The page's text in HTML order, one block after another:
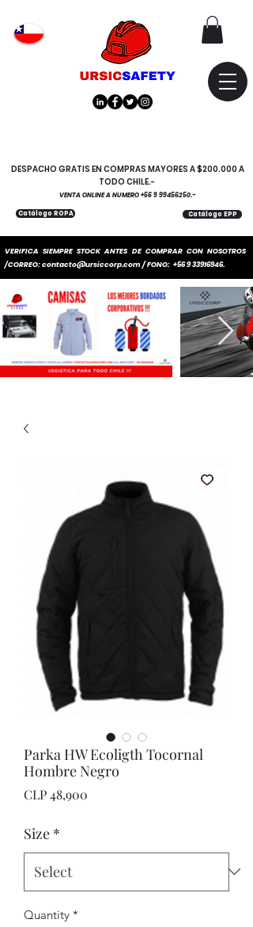
VERIFICA SIEMPRE STOCK ANTES DE COMPRAR CON NOSOTROS
/CORREO:contacto@ursiccorp.com/ FONO: +56 9 33916946.
Catálogo EPP
Catálogo ROPA
DESPACHO GRATIS EN COMPRAS MAYORES A $200.000 A
TODO CHILE.-
VENTA ONLINE A NUMERO+56 9 99456250.-
Parka HW Ecoligth Tocornal
Hombre Negro
CLP 48,900
Size *
Quantity *